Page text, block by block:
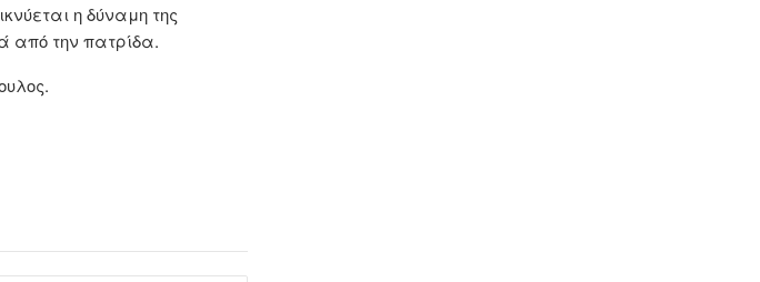
η δύναμη της
από την πατρίδα.